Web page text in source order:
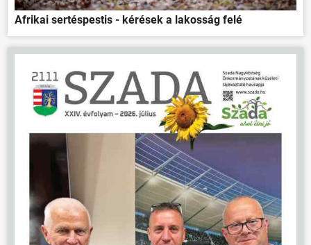
ÖNKORMÁNYZAT
ÜGYINTÉZÉS
KÖZÖSSÉG
HÍREK
VÁLASZTÁSOK
Afrikai sertéspestis - kérések a lakosság felé